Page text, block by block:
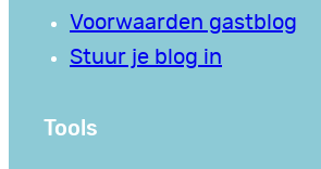
Voorwaarden gastblog
Stuur je blog in
Tools